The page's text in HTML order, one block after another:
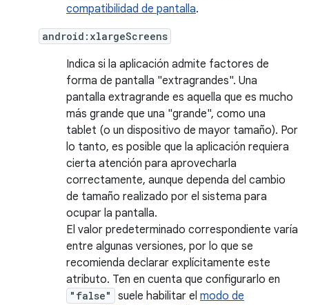
compatibilidad de pantalla.
android:xlargeScreens
Indica si la aplicación admite factores de
forma de pantalla "extragrandes". Una
pantalla extragrande es aquella que es mucho
más grande que una "grande", como una
tablet (o un dispositivo de mayor tamaño). Por
lo tanto, es posible que la aplicación requiera
cierta atención para aprovecharla
correctamente, aunque dependa del cambio
de tamaño realizado por el sistema para
ocupar la pantalla.
El valor predeterminado correspondiente varía
entre algunas versiones, por lo que se
recomienda declarar explícitamente este
atributo. Ten en cuenta que configurarlo en
"false" suele habilitar el modo de